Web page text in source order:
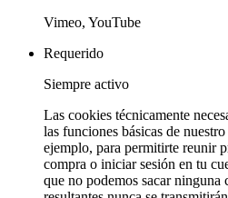
Vimeo, YouTube
Requerido
Siempre activo
Las cookies técnicamente
las funciones básicas de
ejemplo, para permitirte reunir
compra o iniciar sesión en tu
que no podemos sacar